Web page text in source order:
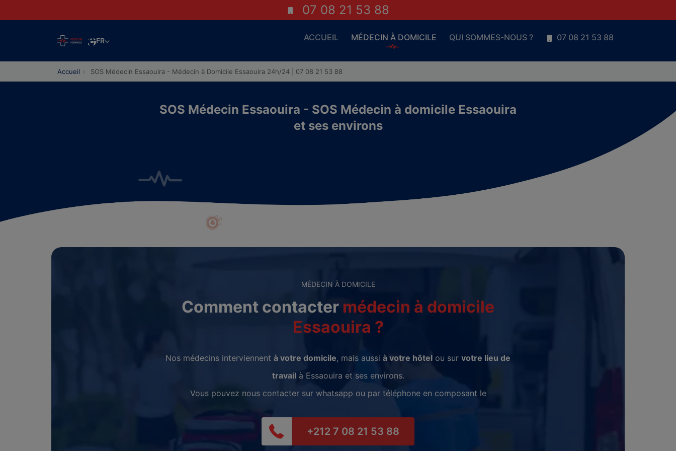
07 08 21 53 88
FR ACCUEIL MÉDECIN À DOMICILE QUI SOMMES-NOUS ? 07 08 21 53 88
Accueil SOS Médecin Essaouira - Médecin à Domicile Essaouira 24h/24 | 07 08 21 53 88
SOS Médecin Essaouira - SOS Médecin à domicile Essaouira
et ses environs
MÉDECIN À DOMICILE
Comment contacter médecin à domicile
Essaouira ?
Nos médecins interviennent à votre domicile, mais aussi à votre hôtel ou sur votre lieu de
travailà Essaouira et ses environs.
Vous pouvez nous contacter sur whatsapp ou par téléphone en composant le
+212 7 08 21 53 88